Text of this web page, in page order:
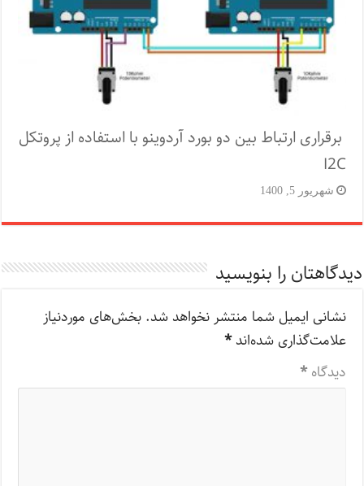
برقراری ارتباط بین دو بورد آردوینو با استفاده از پروتکل
I2C
شهریور 5, 1400
دیدگاهتان را بنویسید
نشانی ایمیل شما منتشر نخواهد شد. بخش‌های موردنیاز
علامت‌گذاری شده‌اند*
دیدگاه*